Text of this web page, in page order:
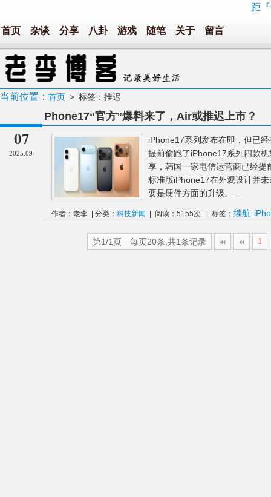
距
首页 杂谈 分享 八卦 游戏 随笔 关于 留言
当前位置： 首页 > 标签：推迟
07
2025.09
Phone17“官方”爆料来了，Air或推迟上市？
iPhone17系列发布在即，但已
提前偷跑了iPhone17系列四款
享，韩国一家电信运营商已经提
标准版iPhone17在外观设计并
要是硬件方面的升级。...
作者：老李 | 分类： 科技新闻 | 阅读：5155次 | 标签： 续航
第1/1页 每页20条,共1条记录
1